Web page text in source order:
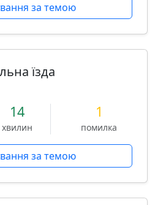
за темою
їзда
14
хвилин
1
помилка
за темою